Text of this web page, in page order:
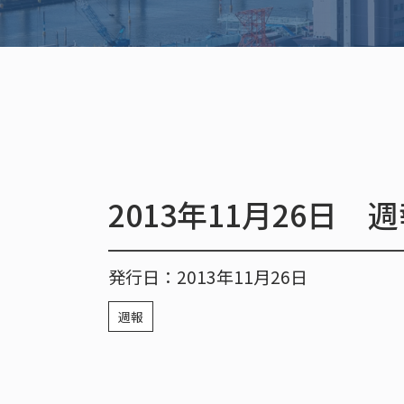
2013年11月26日
発行日：2013年11月26日
週報